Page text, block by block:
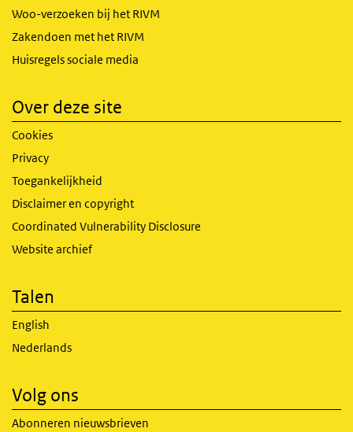
Woo-verzoeken bij het RIVM
Zakendoen met het RIVM
Huisregels sociale media
Over deze site
Cookies
Privacy
Toegankelijkheid
Disclaimer en copyright
Coordinated Vulnerability Disclosure
Website archief
Talen
English
Nederlands
Volg ons
Abonneren nieuwsbrieven